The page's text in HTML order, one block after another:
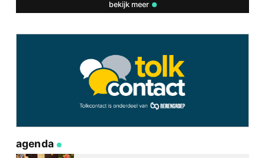
bekijk meer
agenda